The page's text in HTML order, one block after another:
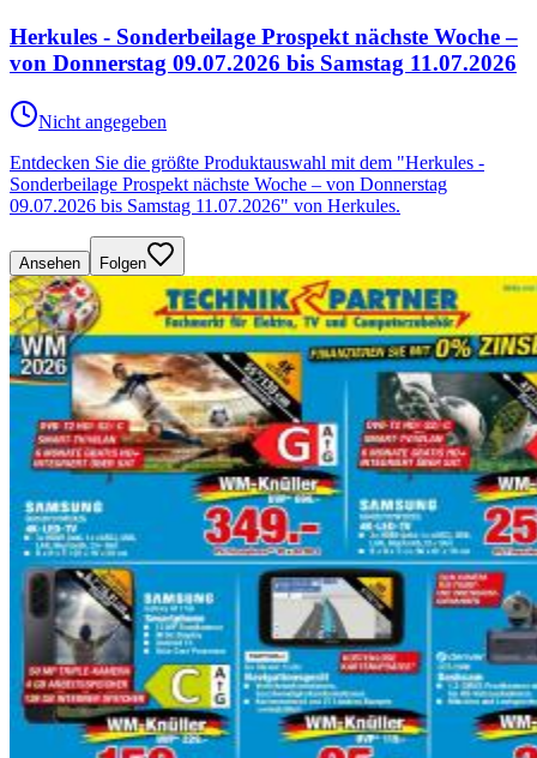
Herkules - Sonderbeilage Prospekt nächste Woche –
von Donnerstag 09.07.2026 bis Samstag 11.07.2026
Nicht angegeben
Entdecken Sie die größte Produktauswahl mit dem "Herkules -
Sonderbeilage Prospekt nächste Woche – von Donnerstag
09.07.2026 bis Samstag 11.07.2026" von Herkules.
Ansehen Folgen